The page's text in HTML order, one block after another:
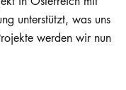
unterstützt, was uns
werden wir nun